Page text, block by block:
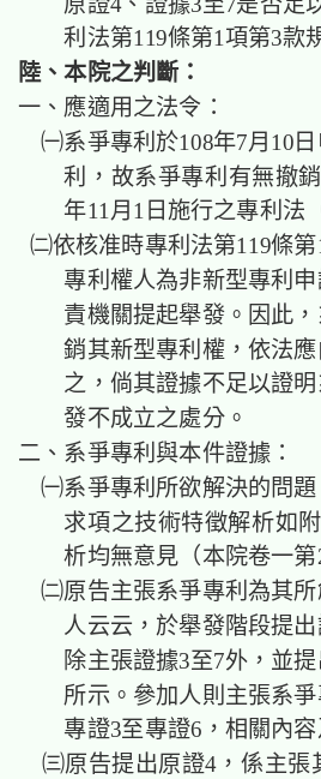
利法第119條第1項第3款
陸、本院之判斷：
一、應適用之法令：
㈠系爭專利於108年7月10
利，故系爭專利有無撤
年11月1日施行之專利
㈡依核准時專利法第119條
專利權人為非新型專利
責機關提起舉發。因此
銷其新型專利權，依法
之，倘其證據不足以證
發不成立之處分。
二、系爭專利與本件證據：
㈠系爭專利所欲解決的問
求項之技術特徵解析如
析均無意見（本院卷一第
㈡原告主張系爭專利為其
人云云，於舉發階段提
除主張證據3至7外，並
所示。參加人則主張系
專證3至專證6，相關內
㈢原告提出原證4，係主張